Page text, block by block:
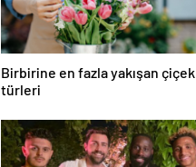
Birbirine en fazla yakışan çiçek
türleri